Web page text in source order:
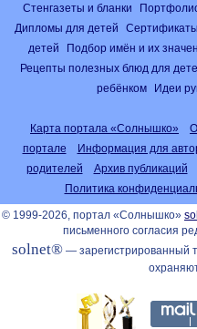
Стенгазеты и бланки
Дипломы для детей
детей
Подбор имён и их
Рецепты полезных блюд для
ребёнком
Идеи
Карта портала «Солнышко»
портале
Информация для
родителей
Архив публикаций
Политика
© 1999-2026, портал «Солнышко»
письменного согласия
solnet® — зарегистрированный